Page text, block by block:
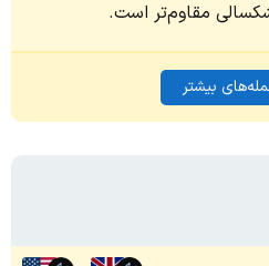
مقاوم‌تر است.
بیشتر